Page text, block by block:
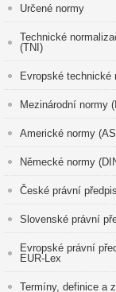
Určené normy
Technické
(TNI)
Evropské technické
Mezinárodní normy
Americké normy
Německé normy
České právní
Slovenské právní
Evropské právní
EUR-Lex
Termíny, definice a